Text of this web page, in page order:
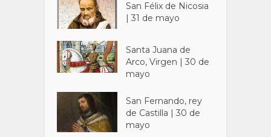
San Félix de Nicosia
| 31 de mayo
Santa Juana de
Arco, Virgen | 30 de
mayo
San Fernando, rey
de Castilla | 30 de
mayo